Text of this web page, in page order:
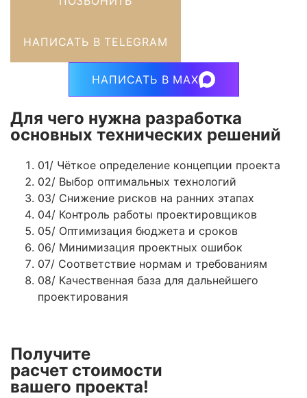
НАПИСАТЬ В TELEGRAM
НАПИСАТЬ В MAX
Для чего нужна разработка
основных технических решений
01/ Чёткое определение концепции проекта
02/ Выбор оптимальных технологий
03/ Снижение рисков на ранних этапах
04/ Контроль работы проектировщиков
05/ Оптимизация бюджета и сроков
06/ Минимизация проектных ошибок
07/ Соответствие нормам и требованиям
08/ Качественная база для дальнейшего
проектирования
Получите
расчет стоимости
вашего проекта!